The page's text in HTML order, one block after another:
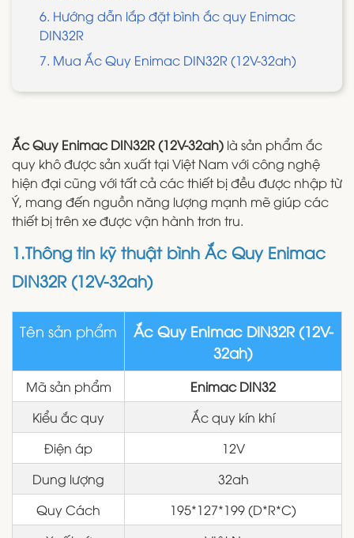
6. Hướng dẫn lắp đặt bình ắc quy Enimac
DIN32R
7. Mua Ắc Quy Enimac DIN32R (12V-32ah)
Ắc Quy Enimac DIN32R (12V-32ah) là sản phẩm ắc
quy khô được sản xuất tại Việt Nam với công nghệ
hiện đại cũng với tất cả các thiết bị đều được nhập từ
Ý, mang đến nguồn năng lượng mạnh mẽ giúp các
thiết bị trên xe được vận hành trơn tru.
1.Thông tin kỹ thuật bình Ắc Quy Enimac
DIN32R (12V-32ah)
Tên sản phẩm
Ắc Quy Enimac DIN32R (12V-
32ah)
Mã sản phẩm
Enimac DIN32
Kiểu ắc quy
Ắc quy kín khí
Điện áp
12V
Dung lượng
32ah
Quy Cách
195*127*199 (D*R*C)